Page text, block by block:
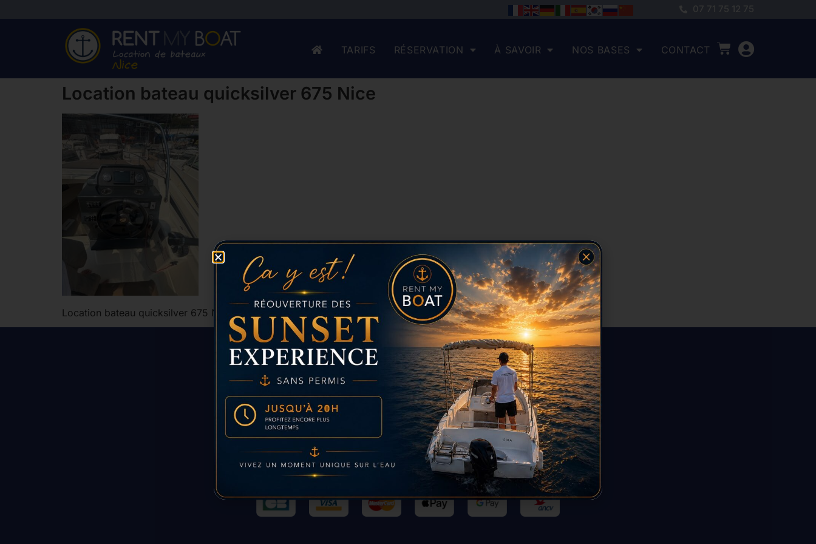
07 71 75 12 75
TARIFS RÉSERVATION À SAVOIR NOS BASES CONTACT
Location bateau quicksilver 675 Nice
Location bateau quicksilver 675 Nice
Paiement sécurisé